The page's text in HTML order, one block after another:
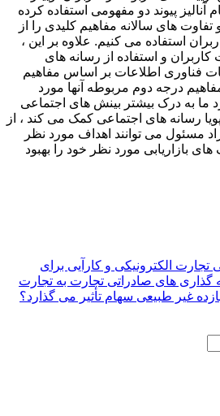
پیوند دو مفهومی استفاده کرده
های سالانه مفاهیم کلیدی را از
استفاده می کنیم. علاوه بر این ،
کاربران و استفاده از رسانه های
فناوری اطلاعات بر اساس مفاهیم
درجه دوم مربوطه آنها مورد
ما به درک بیشتر بینش های اجتماعی
رسانه های اجتماعی کمک می کند ، از
مسئول می توانند اهداف مورد نظر
بازاریابی مورد نظر خود را بهبود
تجارت الکترونیکی و کارآیی برای
گذاری های صادراتی تجارت به تجارت
بازده غیر طبیعی سهام تأثیر می گذارد؟